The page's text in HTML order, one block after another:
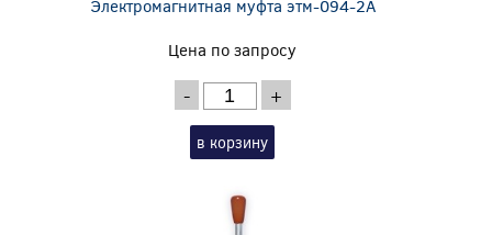
Электромагнитная муфта этм-094-2А
Цена по запросу
- +
в корзину